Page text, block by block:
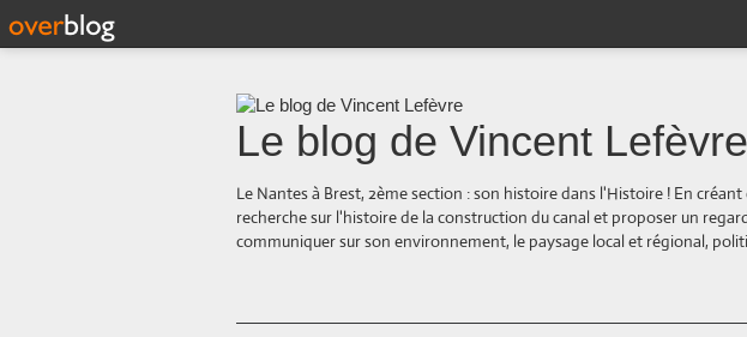
Le blog de Vincent Lefèvre
Le Nantes à Brest, 2ème section : son histoire dans l'Histoire ! En
recherche sur l'histoire de la construction du canal et proposer un
communiquer sur son environnement, le paysage local et régional,